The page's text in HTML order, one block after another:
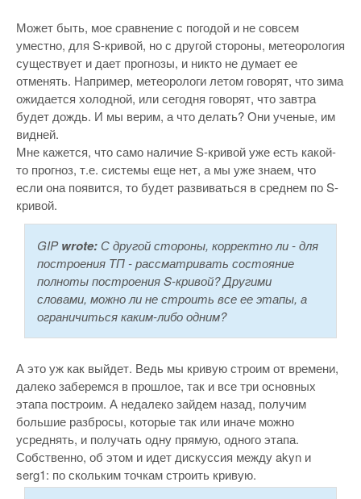
Может быть, мое сравнение с погодой и не совсем
уместно, для S-кривой, но с другой стороны, метеорология
существует и дает прогнозы, и никто не думает ее
отменять. Например, метеорологи летом говорят, что зима
ожидается холодной, или сегодня говорят, что завтра
будет дождь. И мы верим, а что делать? Они ученые, им
видней.
Мне кажется, что само наличие S-кривой уже есть какой-
то прогноз, т.е. системы еще нет, а мы уже знаем, что
если она появится, то будет развиваться в среднем по S-
кривой.
GIPwrote:С другой стороны, корректно ли - для
построения ТП - рассматривать состояние
полноты построения S-кривой? Другими
словами, можно ли не строить все ее этапы, а
ограничиться каким-либо одним?
А это уж как выйдет. Ведь мы кривую строим от времени,
далеко заберемся в прошлое, так и все три основных
этапа построим. А недалеко зайдем назад, получим
большие разбросы, которые так или иначе можно
усреднять, и получать одну прямую, одного этапа.
Собственно, об этом и идет дискуссия между akyn и
serg1: по скольким точкам строить кривую.